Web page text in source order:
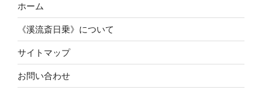
ホーム
《溪流斎日乗》について
サイトマップ
お問い合わせ